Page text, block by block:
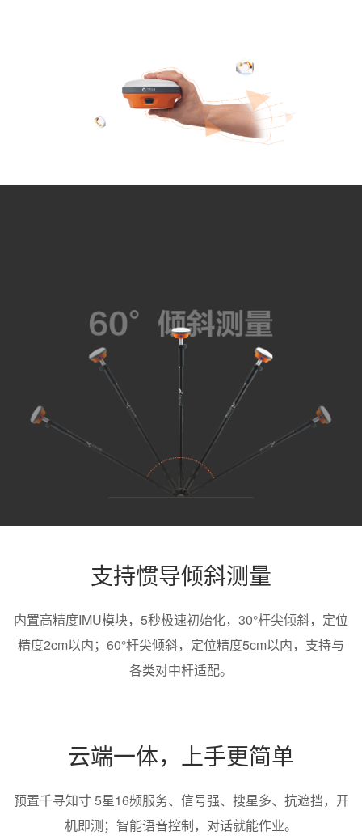
支持惯导倾斜测量
内置高精度IMU模块，5秒极速初始化，30°杆尖倾斜，定位
精度2cm以内；60°杆尖倾斜，定位精度5cm以内，支持与
各类对中杆适配。
云端一体，上手更简单
预置千寻知寸 5星16频服务、信号强、搜星多、抗遮挡，开
机即测；智能语音控制，对话就能作业。